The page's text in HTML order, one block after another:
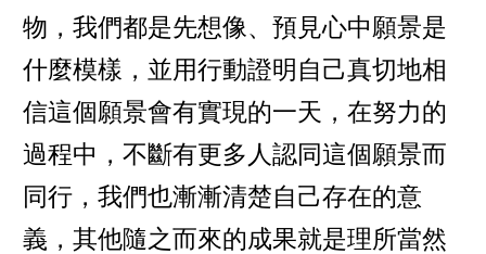
物，我們都是先想像、預見心中願景是
什麼模樣，並用行動證明自己真切地相
信這個願景會有實現的一天，在努力的
過程中，不斷有更多人認同這個願景而
同行，我們也漸漸清楚自己存在的意
義，其他隨之而來的成果就是理所當然